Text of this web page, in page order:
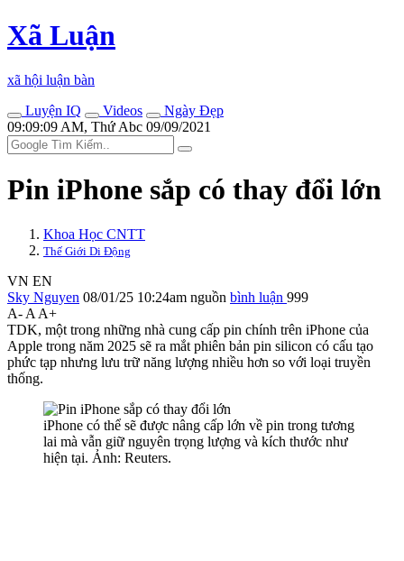
Xã Luận
xã hội luận bàn
Luyện IQ
Videos
Ngày Đẹp
09:09:09 AM, Thứ Abc 09/09/2021
Pin iPhone sắp có thay đổi lớn
Khoa Học CNTT
Thế Giới Di Động
VN EN
Sky Nguyen 08/01/25 10:24am nguồn bình luận 999
A- A A+
TDK, một trong những nhà cung cấp pin chính trên iPhone của
Apple trong năm 2025 sẽ ra mắt phiên bản pin silicon có cấu tạo
phức tạp nhưng lưu trữ năng lượng nhiều hơn so với loại truyền
thống.
iPhone có thể sẽ được nâng cấp lớn về pin trong tương
lai mà vẫn giữ nguyên trọng lượng và kích thước như
hiện tại. Ảnh: Reuters.